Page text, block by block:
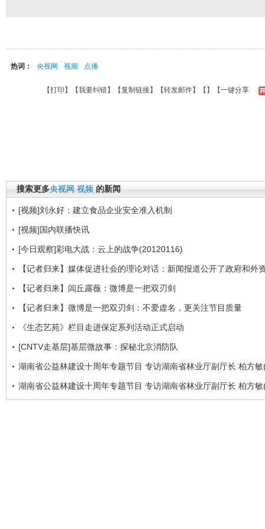
热词： 央视网 视频 点播
【打印 】【我要纠错】【复制链接】【转发邮件】【 】 【一键分享
搜索更多央视网 视频 的新闻
[视频]刘永好：建立食品企业安全准入机制
[视频]国内联播快讯
[今日观察]彩电大战：云上的战争(20120116)
【记者归来】媒体促进社会的理论对话：新闻报道公开了政府和外
【记者归来】闾丘露薇：微博是一把双刃剑
【记者归来】微博是一把双刃剑：不爱虚名，更关注节目质量
《生态艺苑》栏目走进保定系列活动正式启动
[CNTV走基层]基层微故事：探秘北京消防队
湖南省公益林建设十周年专题节目 专访湖南省林业厅副厅长 柏方
湖南省公益林建设十周年专题节目 专访湖南省林业厅副厅长 柏方